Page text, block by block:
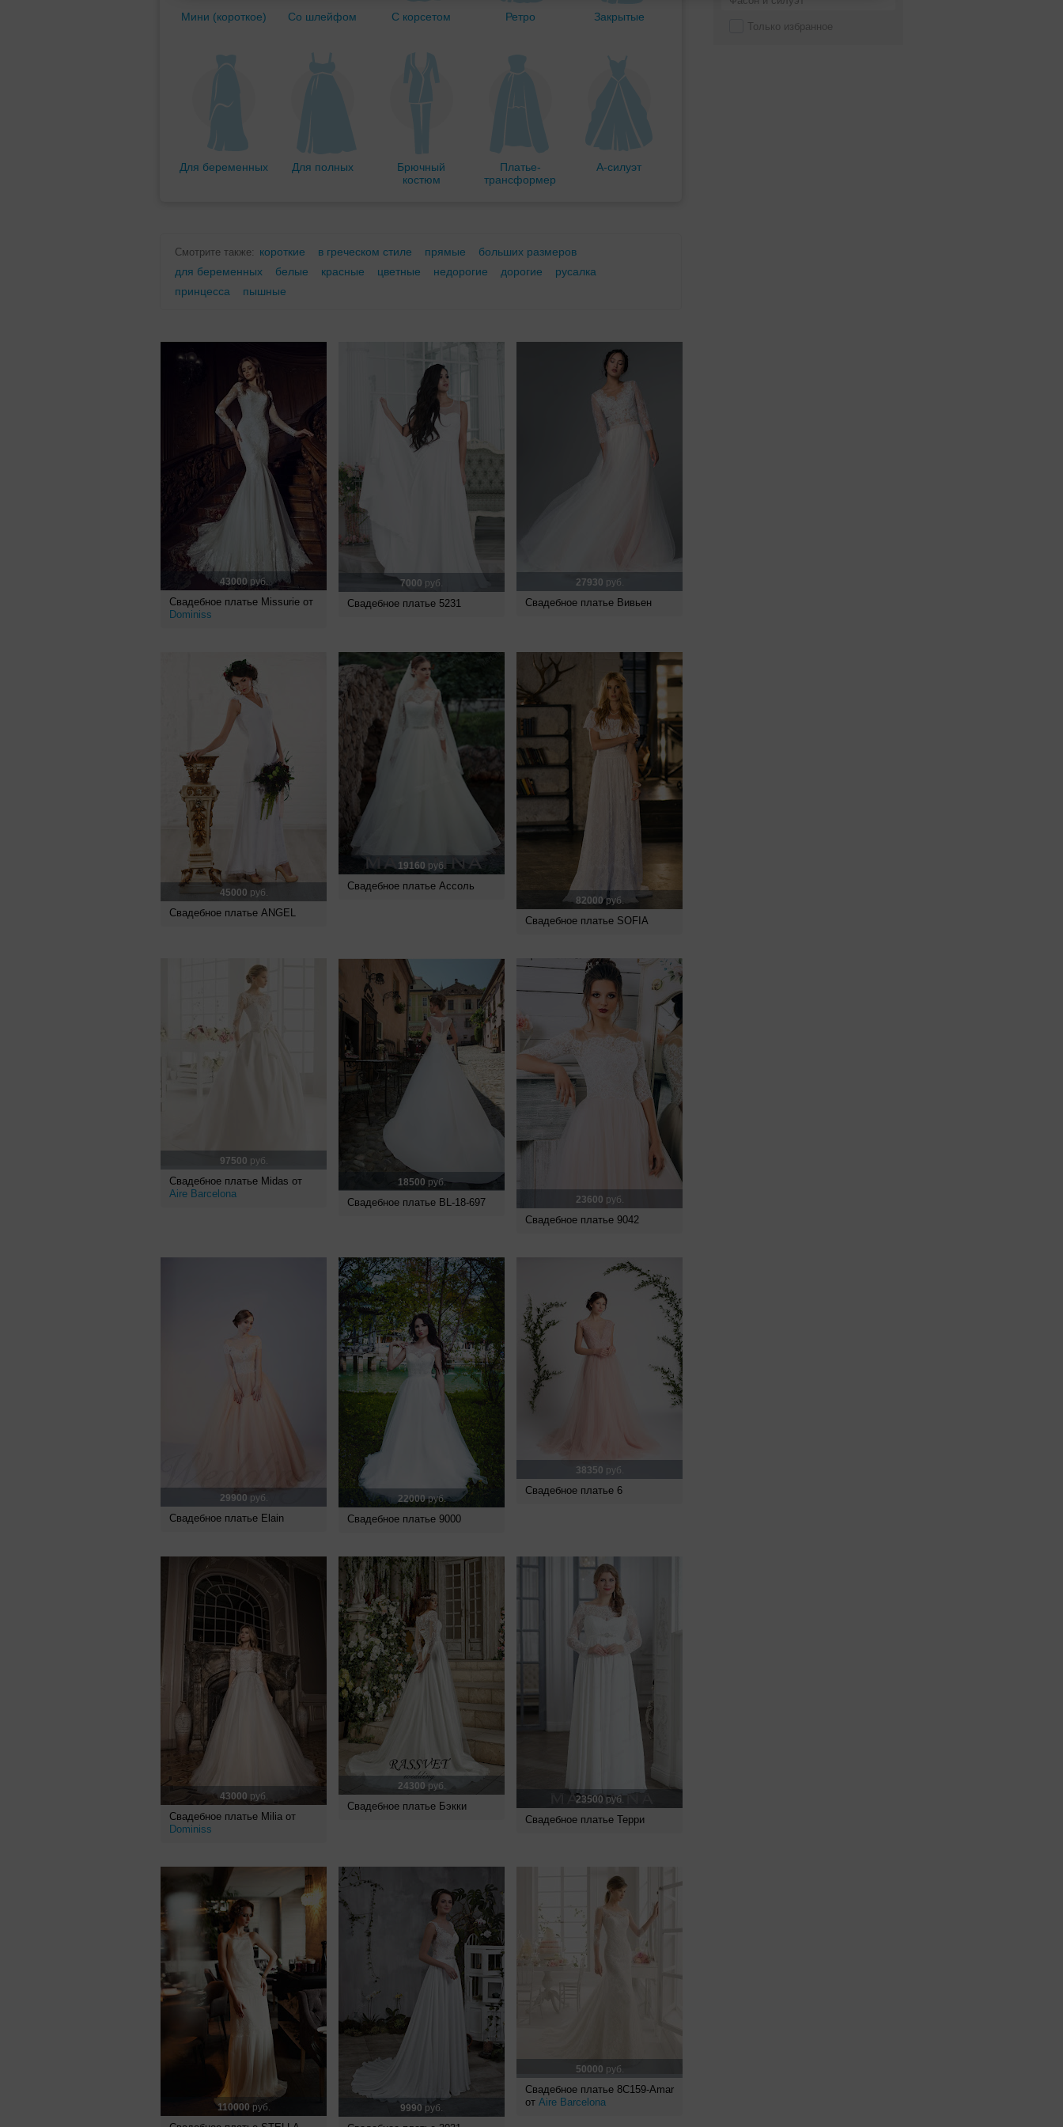
Только избранное
Мини (короткое) Со шлейфом С корсетом Ретро Закрытые
Для беременных Для полных
Брючный
костюм
Платье-
трансформер
А-силуэт
Смотрите также: короткие в греческом стиле прямые
больших размеров
для беременных
белые красные цветные недорогие дорогие
русалка
принцесса
пышные
43000руб.
Свадебное платье Missurie от
Dominiss
7000 руб.
Свадебное платье 5231
27930 руб.
Свадебное платье Вивьен
45000 руб.
Свадебное платье ANGEL
19160 руб.
Свадебное платье Ассоль
82000руб.
Свадебное платье SOFIA
97500 руб.
Свадебное платье Midas от
Aire Barcelona
18500 руб.
Свадебное платье BL-18-697 23600 руб.
Свадебное платье 9042
29900 руб.
Свадебное платье Elain
22000руб.
Свадебное платье 9000
38350 руб.
Свадебное платье 6
43000 руб.
Свадебное платье Milia от
Dominiss
24300 руб.
Свадебное платье Бэкки
23500 руб.
Свадебное платье Терри
110000 руб. 9990 руб.
50000 руб.
Свадебное платье 8C159-Amar
от Aire Barcelona